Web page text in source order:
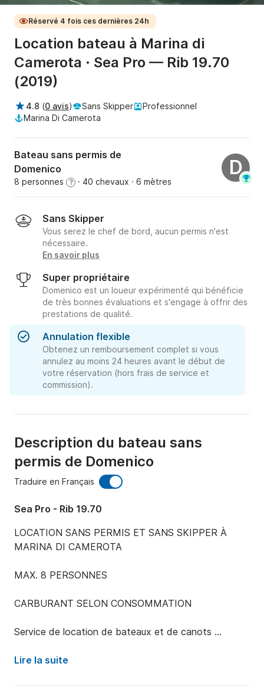
Réservé 4 fois ces dernières 24h
Location bateau à Marina di
Camerota · Sea Pro — Rib 19.70
(2019)
4.8 (0 avis) Sans Skipper
Professionnel
Marina Di Camerota
Bateau sans permis de
Domenico
8 personnes ? · 40 chevaux · 6 mètres
D
Sans Skipper
Vous serez le chef de bord, aucun permis n'est
nécessaire.
En savoir plus
Super propriétaire
Domenico est un loueur expérimenté qui bénéficie
de très bonnes évaluations et s'engage à offrir des
prestations de qualité.
Annulation flexible
Obtenez un remboursement complet si vous
annulez au moins 24 heures avant le début de
votre réservation (hors frais de service et
commission).
Description du bateau sans
permis de Domenico
Traduire en Français
Sea Pro - Rib 19.70
LOCATION SANS PERMIS ET SANS SKIPPER À
MARINA DI CAMEROTA
MAX. 8 PERSONNES
CARBURANT SELON CONSOMMATION
Service de location de bateaux et de canots
Marina di Camerota. Vous pourrez louer des canots
Equipé de tout le confort : douche d'eau douce,
Lire la suite